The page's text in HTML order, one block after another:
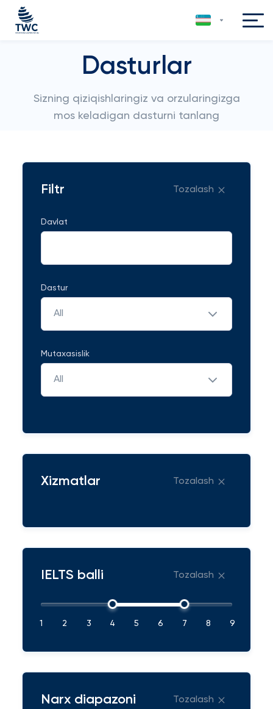
Dasturlar
Sizning qiziqishlaringiz va orzularingizga
mos keladigan dasturni tanlang
Filtr Tozalash
Davlat
Dastur
All
Mutaxasislik
All
Xizmatlar Tozalash
IELTS balli Tozalash
1 2 3 4 5 6 7 8 9
Narx diapazoni Tozalash